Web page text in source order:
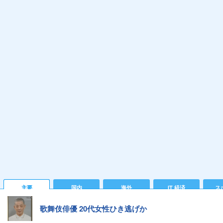
主要 国内 海外 IT 経済 ス
歌舞伎俳優 20代女性ひき逃げか